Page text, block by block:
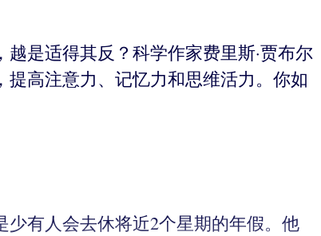
是适得其反？科学作家费里斯·贾布尔
高注意力、记忆力和思维活力。你如
有人会去休将近2个星期的年假。他